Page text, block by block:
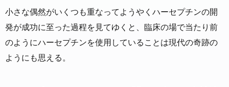
小さな偶然がいくつも重なってようやくハーセプチンの開
発が成功に至った過程を見てゆくと、臨床の場で当たり前
のようにハーセプチンを使用していることは現代の奇跡の
ようにも思える。